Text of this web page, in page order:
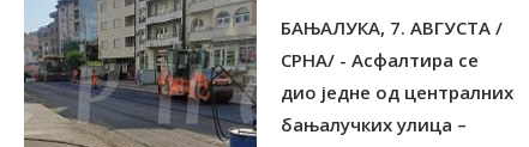
БАЊАЛУКА, 7. АВГУСТА /
СРНА/ - Асфалтира се
дио једне од централних
бањалучких улица –